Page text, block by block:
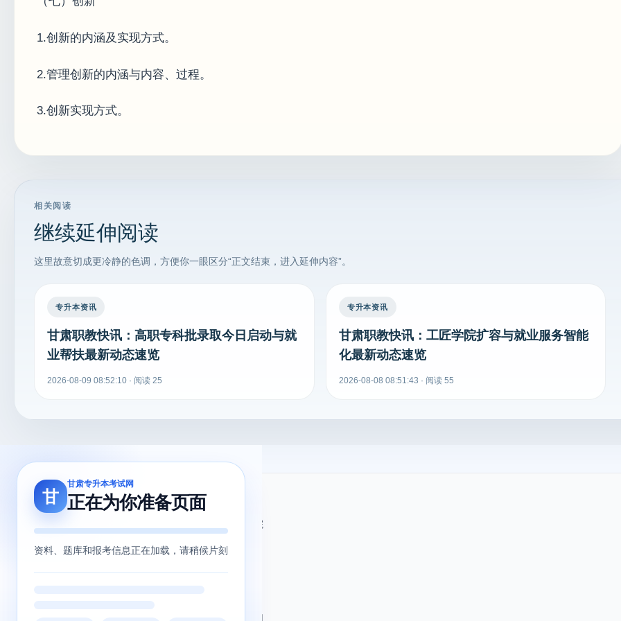
1.创新的内涵及实现方式。
2.管理创新的内涵与内容、过程。
3.创新实现方式。
相关阅读
继续延伸阅读
这里故意切成更冷静的色调，方便你一眼区分“正文结束，进入延伸内容”。
专升本资讯
甘肃职教快讯：高职专科批录取今日启动与就
业帮扶最新动态速览
2026-08-09 08:52:10 · 阅读 25
专升本资讯
甘肃职教快讯：工匠学院扩容与就业服务智能
化最新动态速览
2026-08-08 08:51:43 · 阅读 55
甘
甘肃专升本考试网
正在为你准备页面
资料、题库和报考信息正在加载，请稍候片刻
关于我们
用户协议
隐私政策
友情链接
甘肃省教育考试院
甘肃省教育厅
北辰留学教育
甘肃专升本考试网